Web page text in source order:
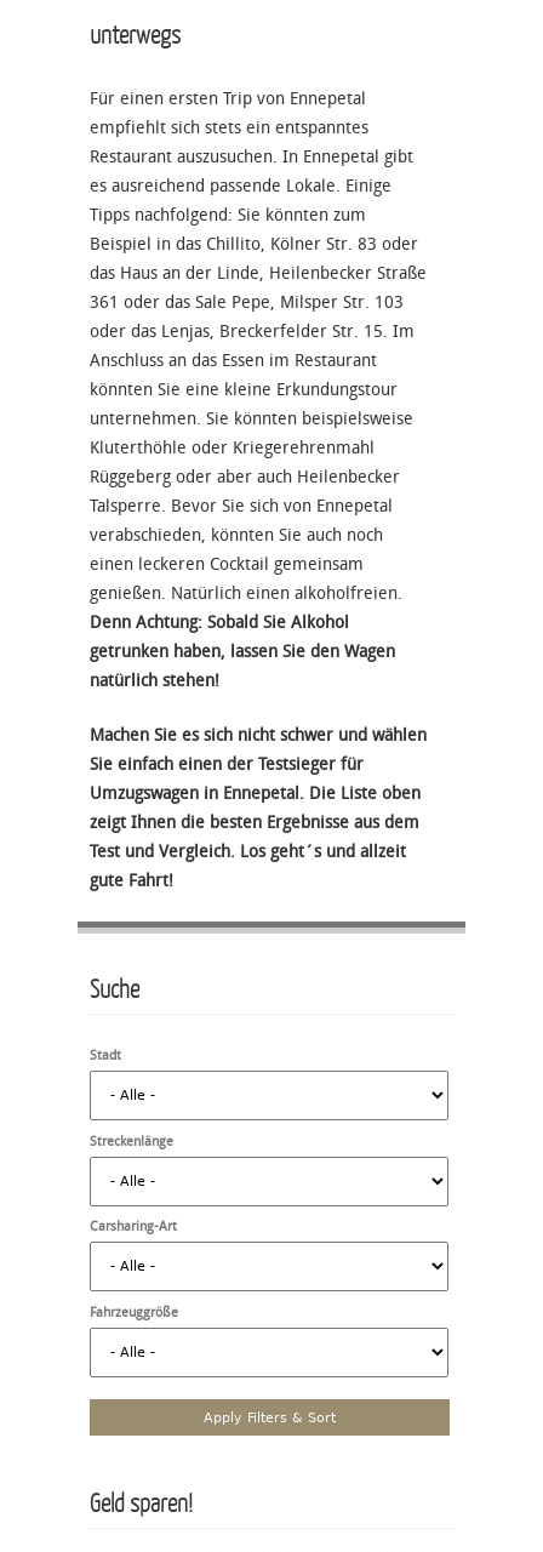
unterwegs
Für einen ersten Trip von Ennepetal
empfiehlt sich stets ein entspanntes
Restaurant auszusuchen. In Ennepetal gibt
es ausreichend passende Lokale. Einige
Tipps nachfolgend: Sie könnten zum
Beispiel in das Chillito, Kölner Str. 83 oder
das Haus an der Linde, Heilenbecker Straße
361 oder das Sale Pepe, Milsper Str. 103
oder das Lenjas, Breckerfelder Str. 15. Im
Anschluss an das Essen im Restaurant
könnten Sie eine kleine Erkundungstour
unternehmen. Sie könnten beispielsweise
Kluterthöhle oder Kriegerehrenmahl
Rüggeberg oder aber auch Heilenbecker
Talsperre. Bevor Sie sich von Ennepetal
verabschieden, könnten Sie auch noch
einen leckeren Cocktail gemeinsam
genießen. Natürlich einen alkoholfreien.
Denn Achtung: Sobald Sie Alkohol
getrunken haben, lassen Sie den Wagen
natürlich stehen!
Machen Sie es sich nicht schwer und wählen
Sie einfach einen der Testsieger für
Umzugswagen in Ennepetal. Die Liste oben
zeigt Ihnen die besten Ergebnisse aus dem
Test und Vergleich. Los geht´s und allzeit
gute Fahrt!
Suche
Stadt
Streckenlänge
Carsharing-Art
Fahrzeuggröße
Geld sparen!